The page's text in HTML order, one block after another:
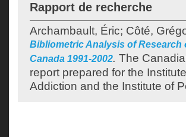
Rapport de recherche
Archambault, Éric; Côté,
Bibliometric Analysis of Research
Canada 1991-2002. The
report prepared for the
Addiction and the Institute of